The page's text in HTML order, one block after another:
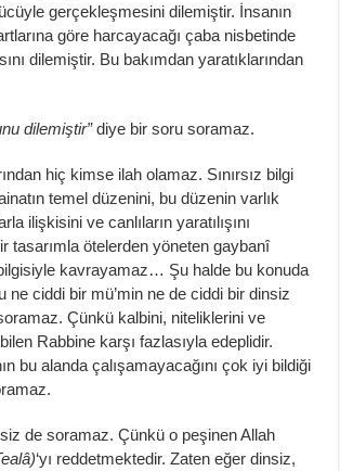
gerçekleşmesini dilemiştir. İnsanın
göre harcayacağı çaba nisbetinde
dilemiştir. Bu bakımdan yaratıklarından
dilemiştir”diye bir soru soramaz.
hiç kimse ilah olamaz. Sınırsız bilgi
temel düzenini, bu düzenin varlık
ilişkisini ve canlıların yaratılışını
tasarımla ötelerden yöneten gaybanî
kavrayamaz… Şu halde bu konuda
ne ciddi bir mü’min ne de ciddi bir dinsiz
Çünkü kalbini, niteliklerini ve
Rabbine karşı fazlasıyla edeplidir.
bu alanda çalışamayacağını çok iyi bildiği
de soramaz. Çünkü o peşinen Allah
‘yı reddetmektedir. Zaten eğer dinsiz,